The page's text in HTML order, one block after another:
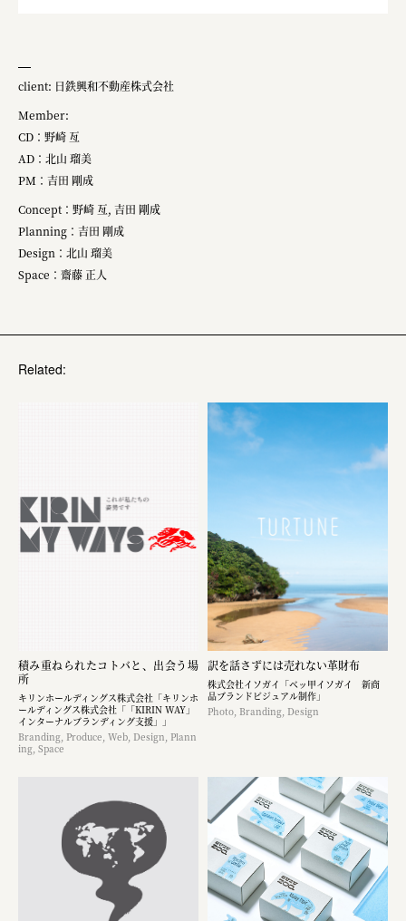
日鉄興和不動産株式会社
株式会社コスモスイニシア
株式会社亀屋万年堂
client: 日鉄興和不動産株式会社
Member:​
CD：野崎 ​亙
AD：北山 瑠美
PM：吉田 剛成
Concept：野崎 ​亙, 吉田 剛成
Planning：吉田 剛成
Design：北山 瑠美
Space：齋藤 正人
Related:
積み重ねられたコトバと、出会う場
所
キリンホールディングス株式会社「キリンホ
ールディングス株式会社「「KIRIN WAY」
インターナルブランディング支援」」
Branding, Produce, Web, Design, Plann
ing, Space
訳を話さずには売れない革財布
株式会社イソガイ「ベッ甲イソガイ 新商
品ブランドビジュアル制作」
Photo, Branding, Design